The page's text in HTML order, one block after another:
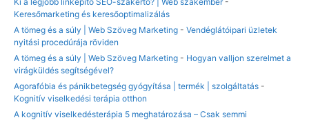
Keresőmarketing és keresőoptimalizálás
A tömeg és a súly | Web Szöveg Marketing - Vendéglátóipari üzletek
nyitási procedúrája röviden
A tömeg és a súly | Web Szöveg Marketing - Hogyan valljon szerelmet a
virágküldés segítségével?
Agorafóbia és pánikbetegség gyógyítása | termék | szolgáltatás -
Kognitív viselkedési terápia otthon
A kognitív viselkedésterápia 5 meghatározása – Csak semmi